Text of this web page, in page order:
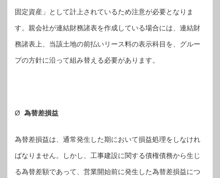
固定資産」として計上されているため注意が必要となりま
す。親会社が連結財務諸表を作成している場合には、連結財
務諸表上、当該土地の前払いリース料の表示科目を、グルー
プの方針に沿って組み替える必要があります。
Ø 為替差損益
為替差損益は、通常発生した期において損益処理をしなけれ
ばなりません。しかし、工事建設に関する債権債務から生じ
る為替差額であって、営業開始前に発生した為替差損益につ